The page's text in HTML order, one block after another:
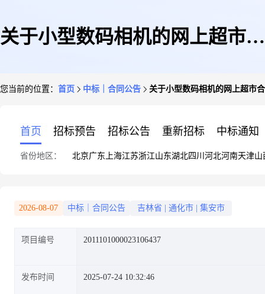
关于小型数码相机的网上超市合
您当前的位置： 首页 中标｜合同公告 关于小型数码相机的网上超市
首页 招标预告 招标公告 重新招标 中标通知
省份地区： 北京广东 上海江苏浙江山东湖北四川 河北河南天津山
2026-08-07 中标｜合同公告 吉林省 通化市 集安市
项目编号 2011101000023106437
发布时间 2025-07-24 10:32:46